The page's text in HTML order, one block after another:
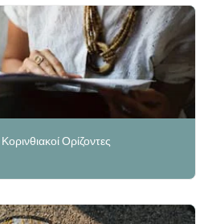
Ορίζοντες